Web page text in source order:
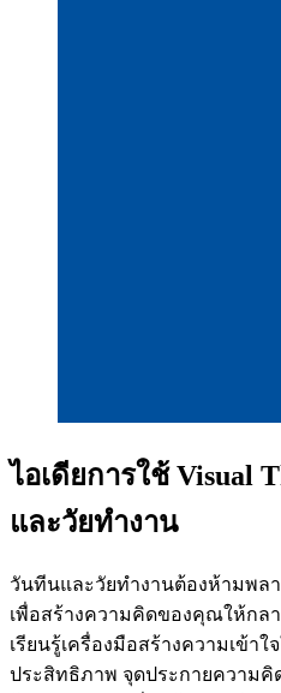
ไอเดียการใช้ Visual
และวัยทำงาน
วันทีนและวัยทำงานต้องห้ามพลา
เพื่อสร้างความคิดของคุณให้กล
เรียนรู้เครื่องมือสร้างความเข้า
ประสิทธิภาพ จุดประกายความคิ